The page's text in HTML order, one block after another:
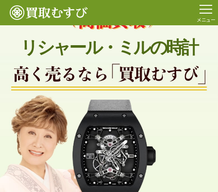
メニュー
リシャール・ミルの時計